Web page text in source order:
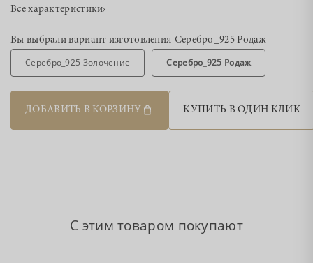
Все характеристики›
Вы выбрали вариант изготовления Серебро_925 Родаж
Серебро_925 Золочение Серебро_925 Родаж
ДОБАВИТЬ В КОРЗИНУ КУПИТЬ В ОДИН КЛИК
С этим товаром покупают